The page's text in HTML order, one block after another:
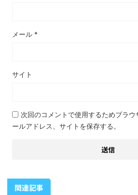
メール *
サイト
次回のコメントで使用するためブラウ
ールアドレス、サイトを保存する。
関連記事